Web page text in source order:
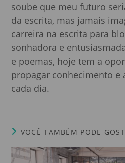
soube que meu futuro
da escrita, mas jamais
carreira na escrita para
sonhadora e
e poemas, hoje tem a
propagar conhecimento e
cada dia.
VOCÊ TAMBÉM PODE